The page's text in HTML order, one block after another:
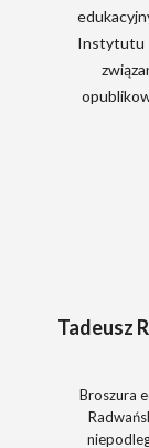
Instytutu
Tadeusz
Broszura